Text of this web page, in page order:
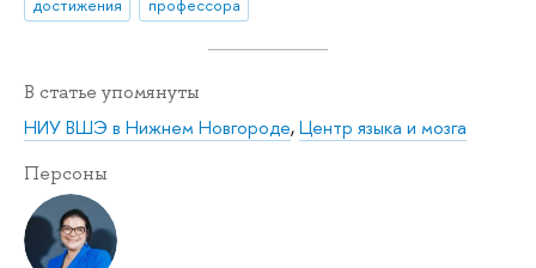
достижения профессора
В статье упомянуты
НИУ ВШЭ в Нижнем Новгороде,Центр языка и мозга
Персоны